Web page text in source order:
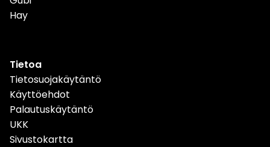
Hay
Tietoa
Tietosuojakäytäntö
Käyttöehdot
Palautuskäytäntö
UKK
Sivustokartta